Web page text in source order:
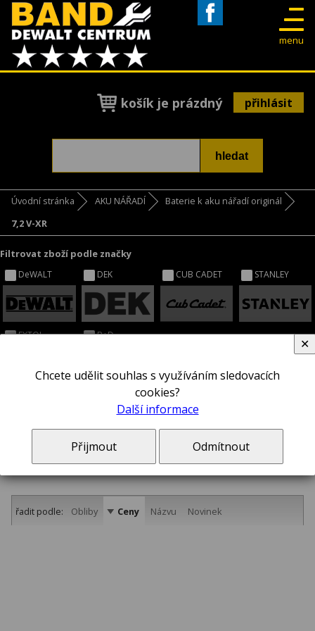
menu
košík je prázdný přihlásit
Úvodní stránka AKU NÁŘADÍ
Baterie k aku nářadí originál
7,2 V-XR
Filtrovat zboží podle značky
DeWALT DEK CUB CADET STANLEY
EXTOL B+D
7,2 V-XR
řadit podle: Obliby Ceny Názvu Novinek
Chcete udělit souhlas s využíváním sledovacích
cookies?
Další informace
Přijmout Odmítnout
✕